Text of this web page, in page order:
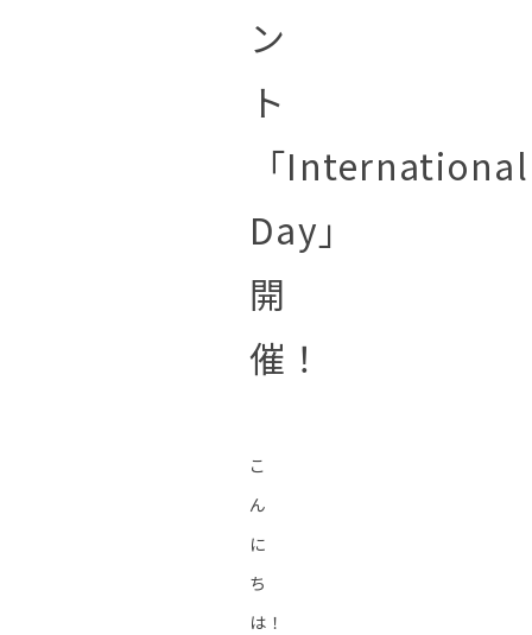
ン
ト
「International
Day」
開
催！
こ
ん
に
ち
は！